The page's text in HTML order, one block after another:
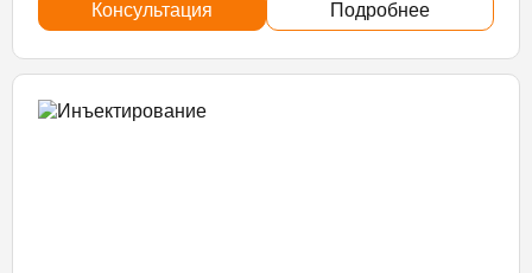
Консультация Подробнее